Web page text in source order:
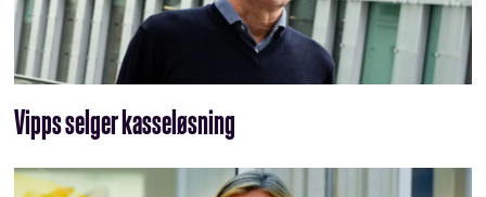
Vipps selger kasseløsning